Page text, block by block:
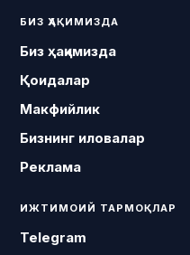
БИЗ ҲАҚИМИЗДА
Биз ҳақимизда
Қоидалар
Макфийлик
Бизнинг иловалар
Реклама
ИЖТИМОИЙ ТАРМОҚЛАР
Telegram